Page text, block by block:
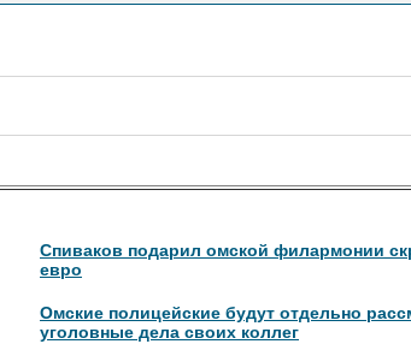
Спиваков подарил омской филармонии
евро
Омские полицейские будут отдельно
уголовные дела своих коллег